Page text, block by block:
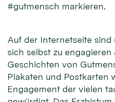
#gutmensch markieren.
Auf der Internetseite
sich selbst zu
Geschichten von
Plakaten und Postkarten
Engagement der vielen